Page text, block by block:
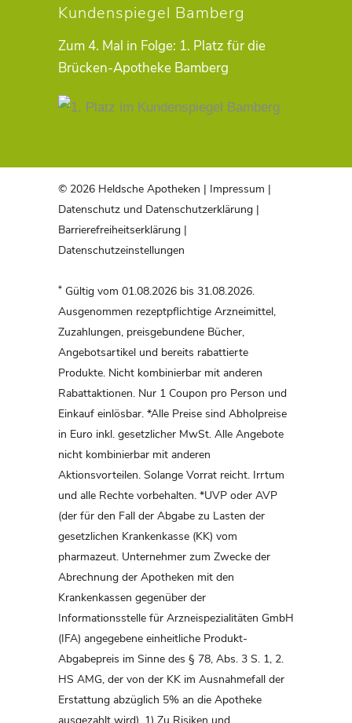
Kundenspiegel Bamberg
Zum 4. Mal in Folge: 1. Platz für die
Brücken-Apotheke Bamberg
© 2026 Heldsche Apotheken | Impressum |
Datenschutz und Datenschutzerklärung |
Barrierefreiheitserklärung |
Datenschutzeinstellungen
* Gültig vom 01.08.2026 bis 31.08.2026.
Ausgenommen rezeptpflichtige Arzneimittel,
Zuzahlungen, preisgebundene Bücher,
Angebotsartikel und bereits rabattierte
Produkte. Nicht kombinierbar mit anderen
Rabattaktionen. Nur 1 Coupon pro Person und
Einkauf einlösbar. *Alle Preise sind Abholpreise
in Euro inkl. gesetzlicher MwSt. Alle Angebote
nicht kombinierbar mit anderen
Aktionsvorteilen. Solange Vorrat reicht. Irrtum
und alle Rechte vorbehalten. *UVP oder AVP
(der für den Fall der Abgabe zu Lasten der
gesetzlichen Krankenkasse (KK) vom
pharmazeut. Unternehmer zum Zwecke der
Abrechnung der Apotheken mit den
Krankenkassen gegenüber der
Informationsstelle für Arzneispezialitäten GmbH
(IFA) angegebene einheitliche Produkt-
Abgabepreis im Sinne des § 78, Abs. 3 S. 1, 2.
HS AMG, der von der KK im Ausnahmefall der
Erstattung abzüglich 5% an die Apotheke